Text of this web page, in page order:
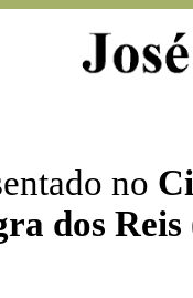
no
dos